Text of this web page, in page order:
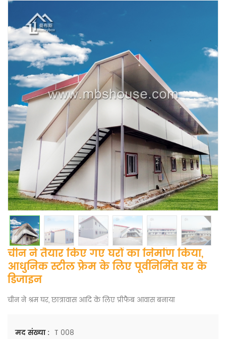
चीन ने तैयार किए गए घरों का निर्माण किया,
आधुनिक स्टील फ्रेम के लिए पूर्वनिर्मित घर के
डिजाइन
चीन ने श्रम घर, छात्रावास आदि के लिए प्रीफैब आवास बनाया
मद संख्या : T 008